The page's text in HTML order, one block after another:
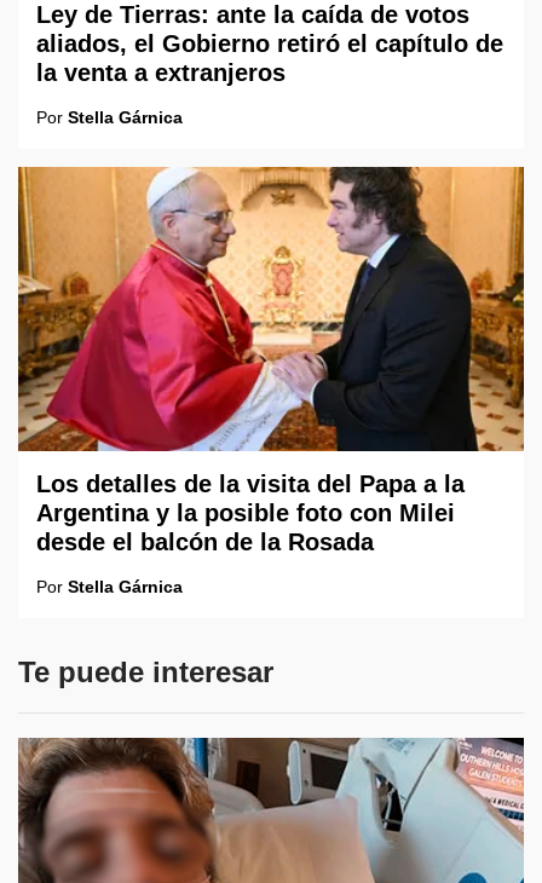
Ley de Tierras: ante la caída de votos
aliados, el Gobierno retiró el capítulo de
la venta a extranjeros
Por Stella Gárnica
Los detalles de la visita del Papa a la
Argentina y la posible foto con Milei
desde el balcón de la Rosada
Por Stella Gárnica
Te puede interesar